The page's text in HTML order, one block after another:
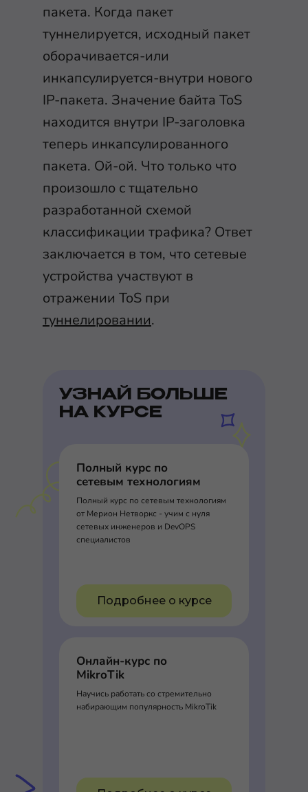
пакета. Когда пакет
туннелируется, исходный пакет
оборачивается-или
инкапсулируется-внутри нового
IP-пакета. Значение байта ToS
находится внутри IP-заголовка
теперь инкапсулированного
пакета. Ой-ой. Что только что
произошло с тщательно
разработанной схемой
классификации трафика? Ответ
заключается в том, что сетевые
устройства участвуют в
отражении ToS при
туннелировании.
УЗНАЙ БОЛЬШЕ
НА КУРСЕ
Полный курс по
сетевым технологиям
Полный курс по сетевым технологиям
от Мерион Нетворкс - учим с нуля
сетевых инженеров и DevOPS
специалистов
Подробнее о курсе
Онлайн-курс по
MikroTik
Научись работать со стремительно
набирающим популярность MikroTik